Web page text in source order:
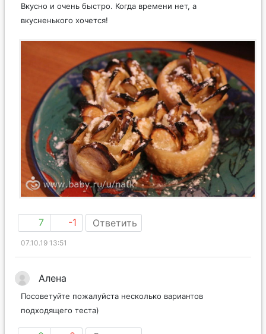
Вкусно и очень быстро. Когда времени нет, а
вкусненького хочется!
7 -1 Ответить
07.10.19 13:51
Алена
Посоветуйте пожалуйста несколько вариантов
подходящего теста)